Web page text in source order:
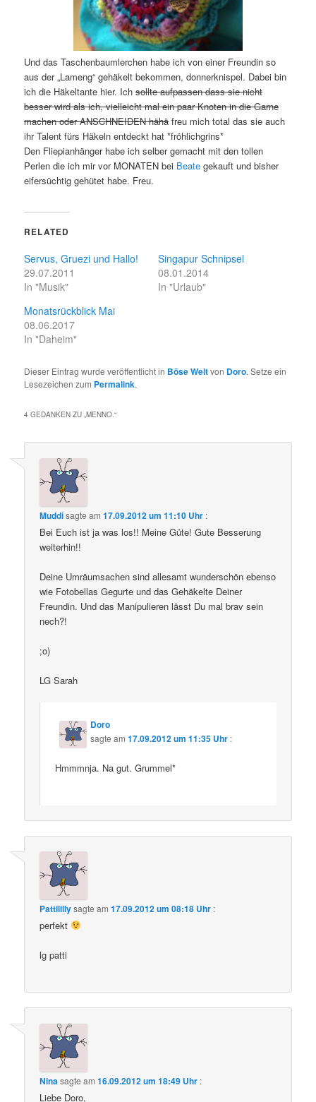
Und das Taschenbaumlerchen habe ich von einer Freundin so
aus der „Lameng“ gehäkelt bekommen, donnerknispel. Dabei bin
ich die Häkeltante hier. Ichsollte aufpassen dass sie nicht
besser wird als ich, vielleicht mal ein paar Knoten in die Garne
machen oder ANSCHNEIDEN hähä freu mich total das sie auch
ihr Talent fürs Häkeln entdeckt hat *fröhlichgrins*
Den Fliepianhänger habe ich selber gemacht mit den tollen
Perlen die ich mir vor MONATEN bei Beate gekauft und bisher
eifersüchtig gehütet habe. Freu.
RELATED
Servus, Gruezi und Hallo!
29.07.2011
In "Musik"
Singapur Schnipsel
08.01.2014
In "Urlaub"
Monatsrückblick Mai
08.06.2017
In "Daheim"
Dieser Eintrag wurde veröffentlicht in Böse Weltvon Doro. Setze ein
Lesezeichen zum Permalink.
4 GEDANKEN ZU „MENNO.“
Muddisagte am17.09.2012 um 11:10 Uhr :
Bei Euch ist ja was los!! Meine Güte! Gute Besserung
weiterhin!!
Deine Umräumsachen sind allesamt wunderschön ebenso
wie Fotobellas Gegurte und das Gehäkelte Deiner
Freundin. Und das Manipulieren lässt Du mal brav sein
nech?!
;o)
LG Sarah
Doro
sagte am17.09.2012 um 11:35 Uhr :
Hmmmnja. Na gut. Grummel*
Pattilillysagte am17.09.2012 um 08:18 Uhr :
perfekt
lg patti
Nina sagte am16.09.2012 um 18:49 Uhr :
Liebe Doro,